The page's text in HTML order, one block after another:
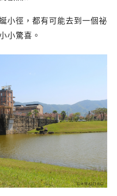
小徑，都有可能去到一個祕
小驚喜。